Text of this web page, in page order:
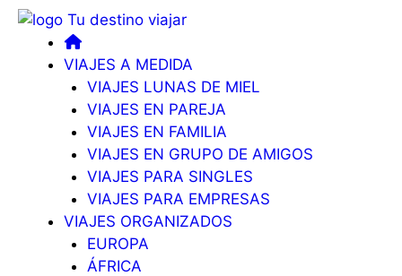
VIAJES A MEDIDA
VIAJES LUNAS DE MIEL
VIAJES EN PAREJA
VIAJES EN FAMILIA
VIAJES EN GRUPO DE AMIGOS
VIAJES PARA SINGLES
VIAJES PARA EMPRESAS
VIAJES ORGANIZADOS
EUROPA
ÁFRICA